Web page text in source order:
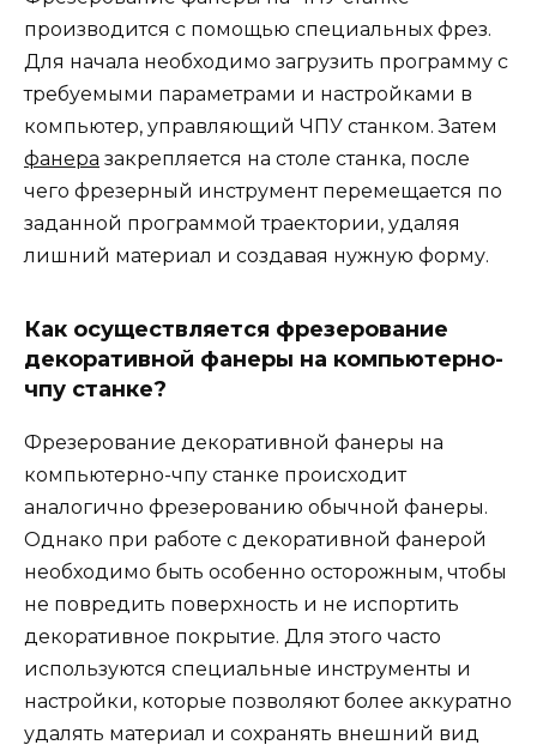
производится с помощью специальных фрез.
Для начала необходимо загрузить программу с
требуемыми параметрами и настройками в
компьютер, управляющий ЧПУ станком. Затем
фанера закрепляется на столе станка, после
чего фрезерный инструмент перемещается по
заданной программой траектории, удаляя
лишний материал и создавая нужную форму.
Как осуществляется фрезерование
декоративной фанеры на компьютерно-
чпу станке?
Фрезерование декоративной фанеры на
компьютерно-чпу станке происходит
аналогично фрезерованию обычной фанеры.
Однако при работе с декоративной фанерой
необходимо быть особенно осторожным, чтобы
не повредить поверхность и не испортить
декоративное покрытие. Для этого часто
используются специальные инструменты и
настройки, которые позволяют более аккуратно
удалять материал и сохранять внешний вид